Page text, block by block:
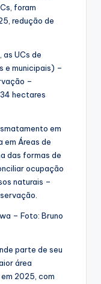
foram
redução de
as UCs de
e municipais) –
–
hectares
em
em Áreas de
das formas de
ocupação
naturais –
– Foto: Bruno
parte de seu
área
2025, com